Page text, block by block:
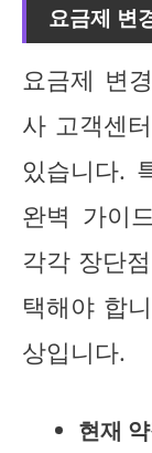
요금제 변
요금제 변
사 고객센
있습니다.
완벽 가이
각각 장단
택해야 합
상입니다.
현재